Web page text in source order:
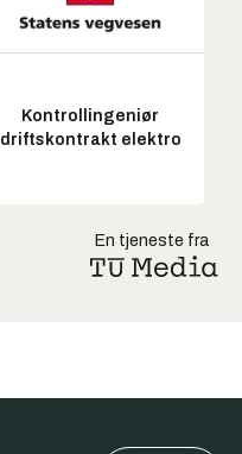
Kontrollingeniør
driftskontrakt elektro
En tjeneste fra